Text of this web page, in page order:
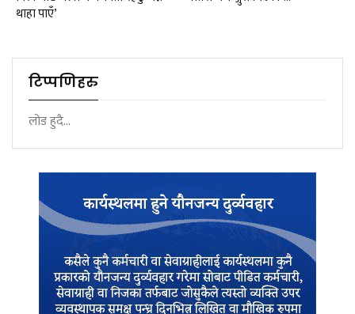
थाहा पाएँ’
टिप्पणिहरु
लोड हुदै...